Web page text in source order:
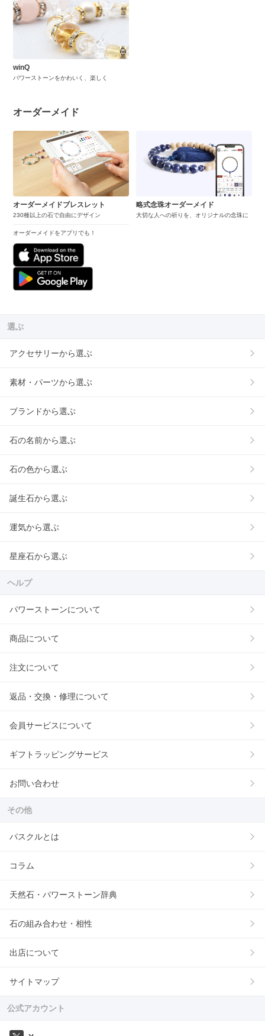
winQ
パワーストーンをかわいく、楽しく
オーダーメイド
オーダーメイドブレスレット
230種以上の石で自由にデザイン
オーダーメイドをアプリでも！
略式念珠オーダーメイド
大切な人への祈りを、オリジナルの念珠に
選ぶ
アクセサリーから選ぶ
素材・パーツから選ぶ
ブランドから選ぶ
石の名前から選ぶ
石の色から選ぶ
誕生石から選ぶ
運気から選ぶ
星座石から選ぶ
ヘルプ
パワーストーンについて
商品について
注文について
返品・交換・修理について
会員サービスについて
ギフトラッピングサービス
お問い合わせ
その他
パスクルとは
コラム
天然石・パワーストーン辞典
石の組み合わせ・相性
出店について
サイトマップ
公式アカウント